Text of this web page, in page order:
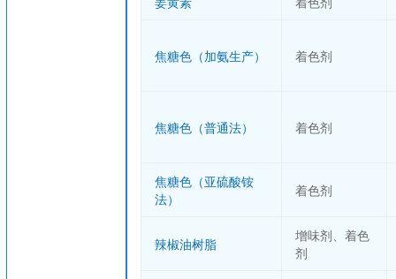
焦糖色（加氨生产） 着色剂
焦糖色（普通法） 着色剂
焦糖色（亚硫酸铵
法）
着色剂
辣椒油树脂
增味剂、着色
剂